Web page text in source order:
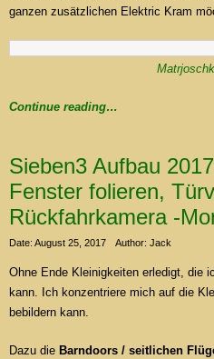
ganzen zusätzlichen Elektric Kram
Continue reading…
Sieben3 Aufbau
Fenster folieren,
Rückfahrkamera -
Date: August 25, 2017 Author: Jack
Ohne Ende Kleinigkeiten erledigt, die
kann. Ich konzentriere mich auf die
bebildern kann.
Dazu die Barndoors / seitlichen